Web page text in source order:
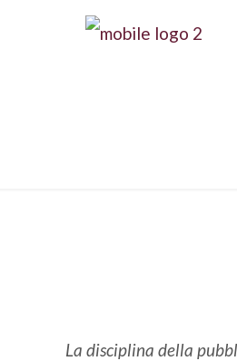
La disciplina della